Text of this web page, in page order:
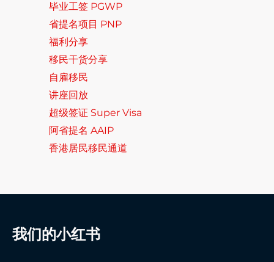
毕业工签 PGWP
省提名项目 PNP
福利分享
移民干货分享
自雇移民
讲座回放
超级签证 Super Visa
阿省提名 AAIP
香港居民移民通道
我们的小红书